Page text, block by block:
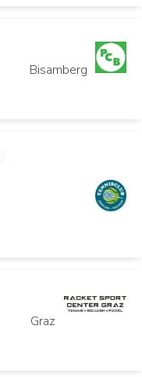
Bisamberg
Graz